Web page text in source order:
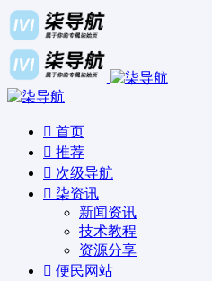
首页
推荐
次级导航
柒资讯
新闻资讯
技术教程
资源分享
便民网站